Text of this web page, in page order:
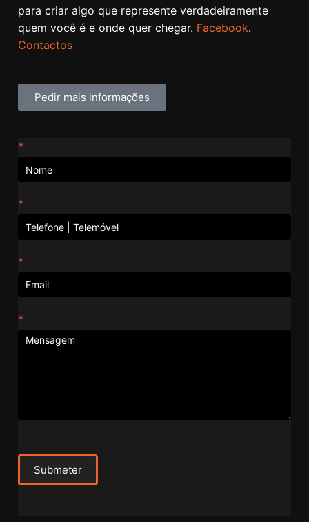
para criar algo que represente verdadeiramente
quem você é e onde quer chegar. Facebook.
Contactos
Pedir mais informações
Contactos
*
*
*
*
Submeter